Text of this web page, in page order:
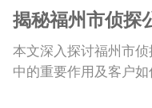
揭秘福州市侦探
本文深入探讨福州市
中的重要作用及客户